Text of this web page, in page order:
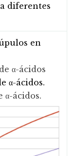
diferentes
en
α-ácidos
α-ácidos.
α-ácidos.